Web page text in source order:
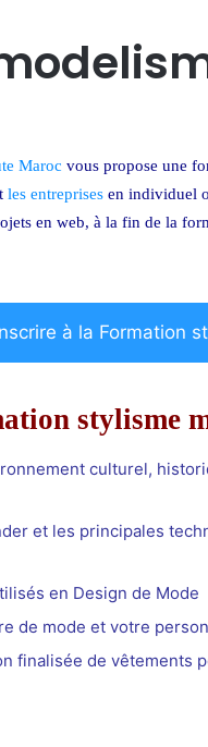
Maroc vous propose une
les entreprises en individuel
en web, à la fin de la
à la Formation
stylisme
culturel,
et les principales
en Design de Mode
de mode et votre
finalisée de vêtements